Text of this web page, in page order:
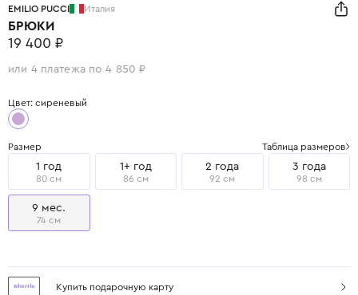
EMILIO PUCCI Италия
БРЮКИ
19 400 ₽
или 4 платежа по 4 850 ₽
Цвет: сиреневый
Размер Таблица размеров
1 год
80 см
1+ год
86 см
2 года
92 см
3 года
98 см
9 мес.
74 см
Купить подарочную карту